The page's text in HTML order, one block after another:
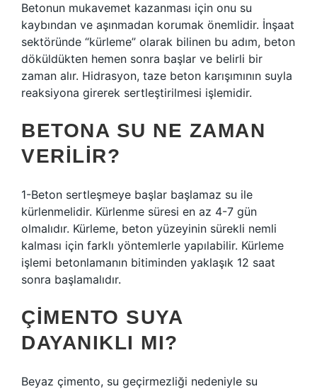
Betonun mukavemet kazanması için onu su
kaybından ve aşınmadan korumak önemlidir. İnşaat
sektöründe “kürleme” olarak bilinen bu adım, beton
döküldükten hemen sonra başlar ve belirli bir
zaman alır. Hidrasyon, taze beton karışımının suyla
reaksiyona girerek sertleştirilmesi işlemidir.
BETONA SU NE ZAMAN
VERILIR?
1-Beton sertleşmeye başlar başlamaz su ile
kürlenmelidir. Kürlenme süresi en az 4-7 gün
olmalıdır. Kürleme, beton yüzeyinin sürekli nemli
kalması için farklı yöntemlerle yapılabilir. Kürleme
işlemi betonlamanın bitiminden yaklaşık 12 saat
sonra başlamalıdır.
ÇIMENTO SUYA
DAYANIKLI MI?
Beyaz çimento, su geçirmezliği nedeniyle su